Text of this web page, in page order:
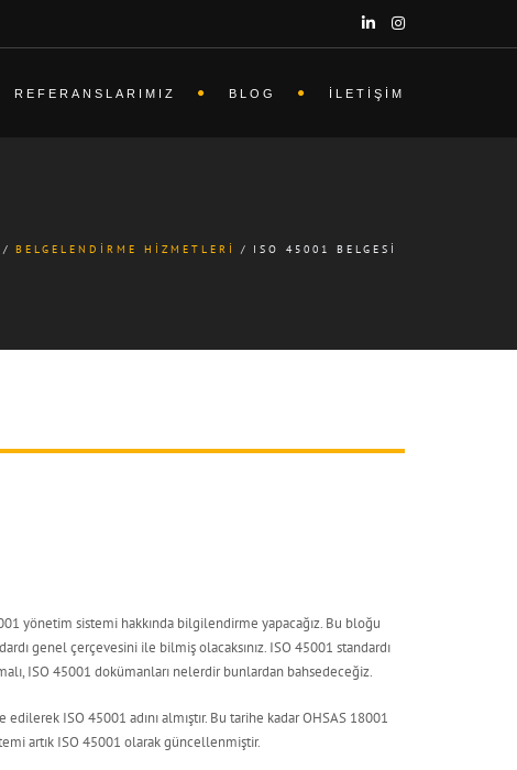
REFERANSLARIMIZ BLOG İLETIŞIM
BELGELENDIRME HIZMETLERI ISO 45001 BELGESI
yönetim sistemi hakkında bilgilendirme yapacağız. Bu bloğu
genel çerçevesini ile bilmiş olacaksınız. ISO 45001 standardı
ISO 45001 dokümanları nelerdir bunlardan bahsedeceğiz.
ISO 45001 adını almıştır. Bu tarihe kadar OHSAS 18001
artık ISO 45001 olarak güncellenmiştir.